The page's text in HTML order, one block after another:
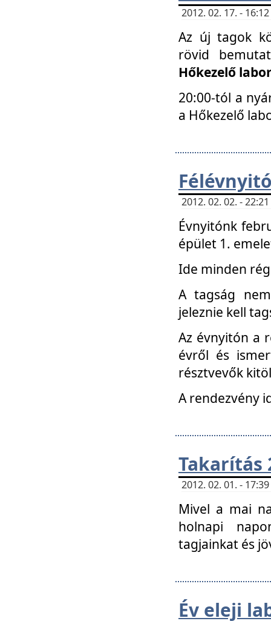
2012. 02. 17. -
Az új tagok
rövid
Hőkezelő
20:00-tól a
a Hőkezelő
2012. 02. 02. -
Évnyitónk
épület 1.
Ide minden
A tagság
jeleznie kell
Az évnyitón a
évről és
résztvevők
A rendezvény
Takarítás
2012. 02. 01. -
Mivel a mai
holnapi
tagjainkat és
Év eleji